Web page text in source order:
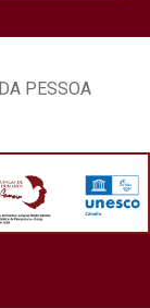
PESSOA